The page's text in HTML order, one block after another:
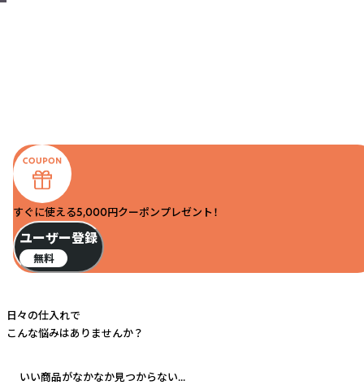
すぐに使える5,000円クーポンプレゼント！
ユーザー登録
無料
日々の仕入れで
こんな悩みはありませんか？
いい商品がなかなか見つからない...